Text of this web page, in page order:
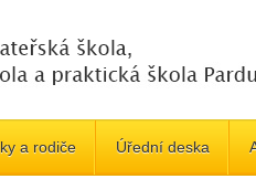
a rodiče Úřední deska